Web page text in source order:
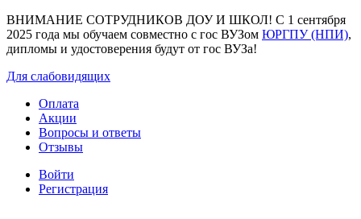
ВНИМАНИЕ СОТРУДНИКОВ ДОУ И ШКОЛ! С 1 сентября
2025 года мы обучаем совместно с гос ВУЗом ЮРГПУ (НПИ),
дипломы и удостоверения будут от гос ВУЗа!
Для слабовидящих
Оплата
Акции
Вопросы и ответы
Отзывы
Войти
Регистрация